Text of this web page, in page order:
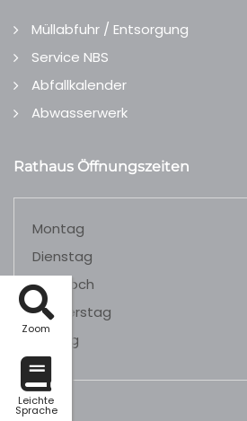
Zoom
Leichte
Sprache
Müllabfuhr / Entsorgung
Service NBS
Abfallkalender
Abwasserwerk
Rathaus Öffnungszeiten
Montag
Dienstag
Mittwoch
Donnerstag
Freitag